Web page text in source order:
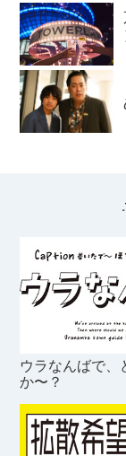
ウラなんばで、
か〜？